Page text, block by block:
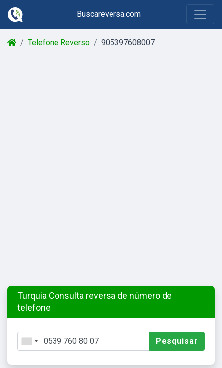
Buscareversa.com
Telefone Reverso 905397608007
Turquia Consulta reversa de número de
telefone
Pesquisar